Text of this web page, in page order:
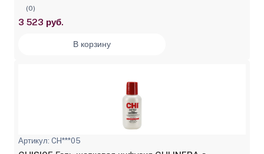
(0)
3 523 руб.
В корзину
Артикул: CH***05